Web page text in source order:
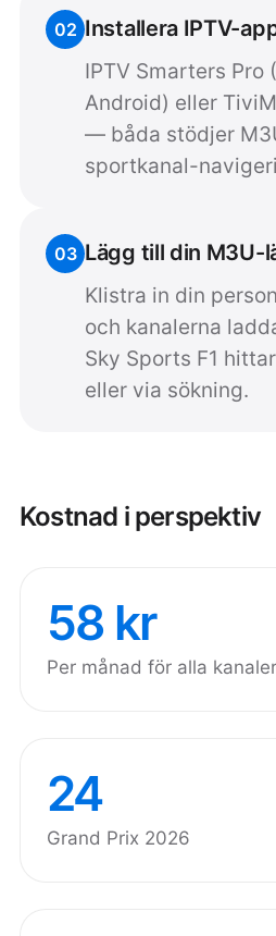
02 Installera IPTV-
IPTV Smarters Pro
Android) eller
— båda stödjer
sportkanal-
03 Lägg till din M3U-
Klistra in din
och kanalerna
Sky Sports F1
eller via sökning.
Kostnad i perspektiv
58 kr
Per månad för alla kanaler
24
Grand Prix 2026